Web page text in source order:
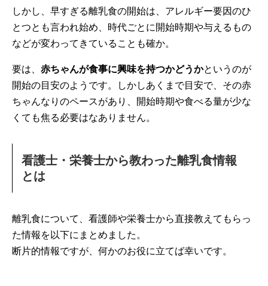
しかし、早すぎる離乳食の開始は、アレルギー要因のひ
とつとも言われ始め、時代ごとに開始時期や与えるもの
などが変わってきていることも確か。
要は、 赤ちゃんが食事に興味を持つかどうかというのが
開始の目安のようです。しかしあくまで目安で、その赤
ちゃんなりのペースがあり、開始時期や食べる量が少な
くても焦る必要はなありません。
看護士・栄養士から教わった離乳食情報
とは
離乳食について、看護師や栄養士から直接教えてもらっ
た情報を以下にまとめました。
断片的情報ですが、何かのお役に立てば幸いです。